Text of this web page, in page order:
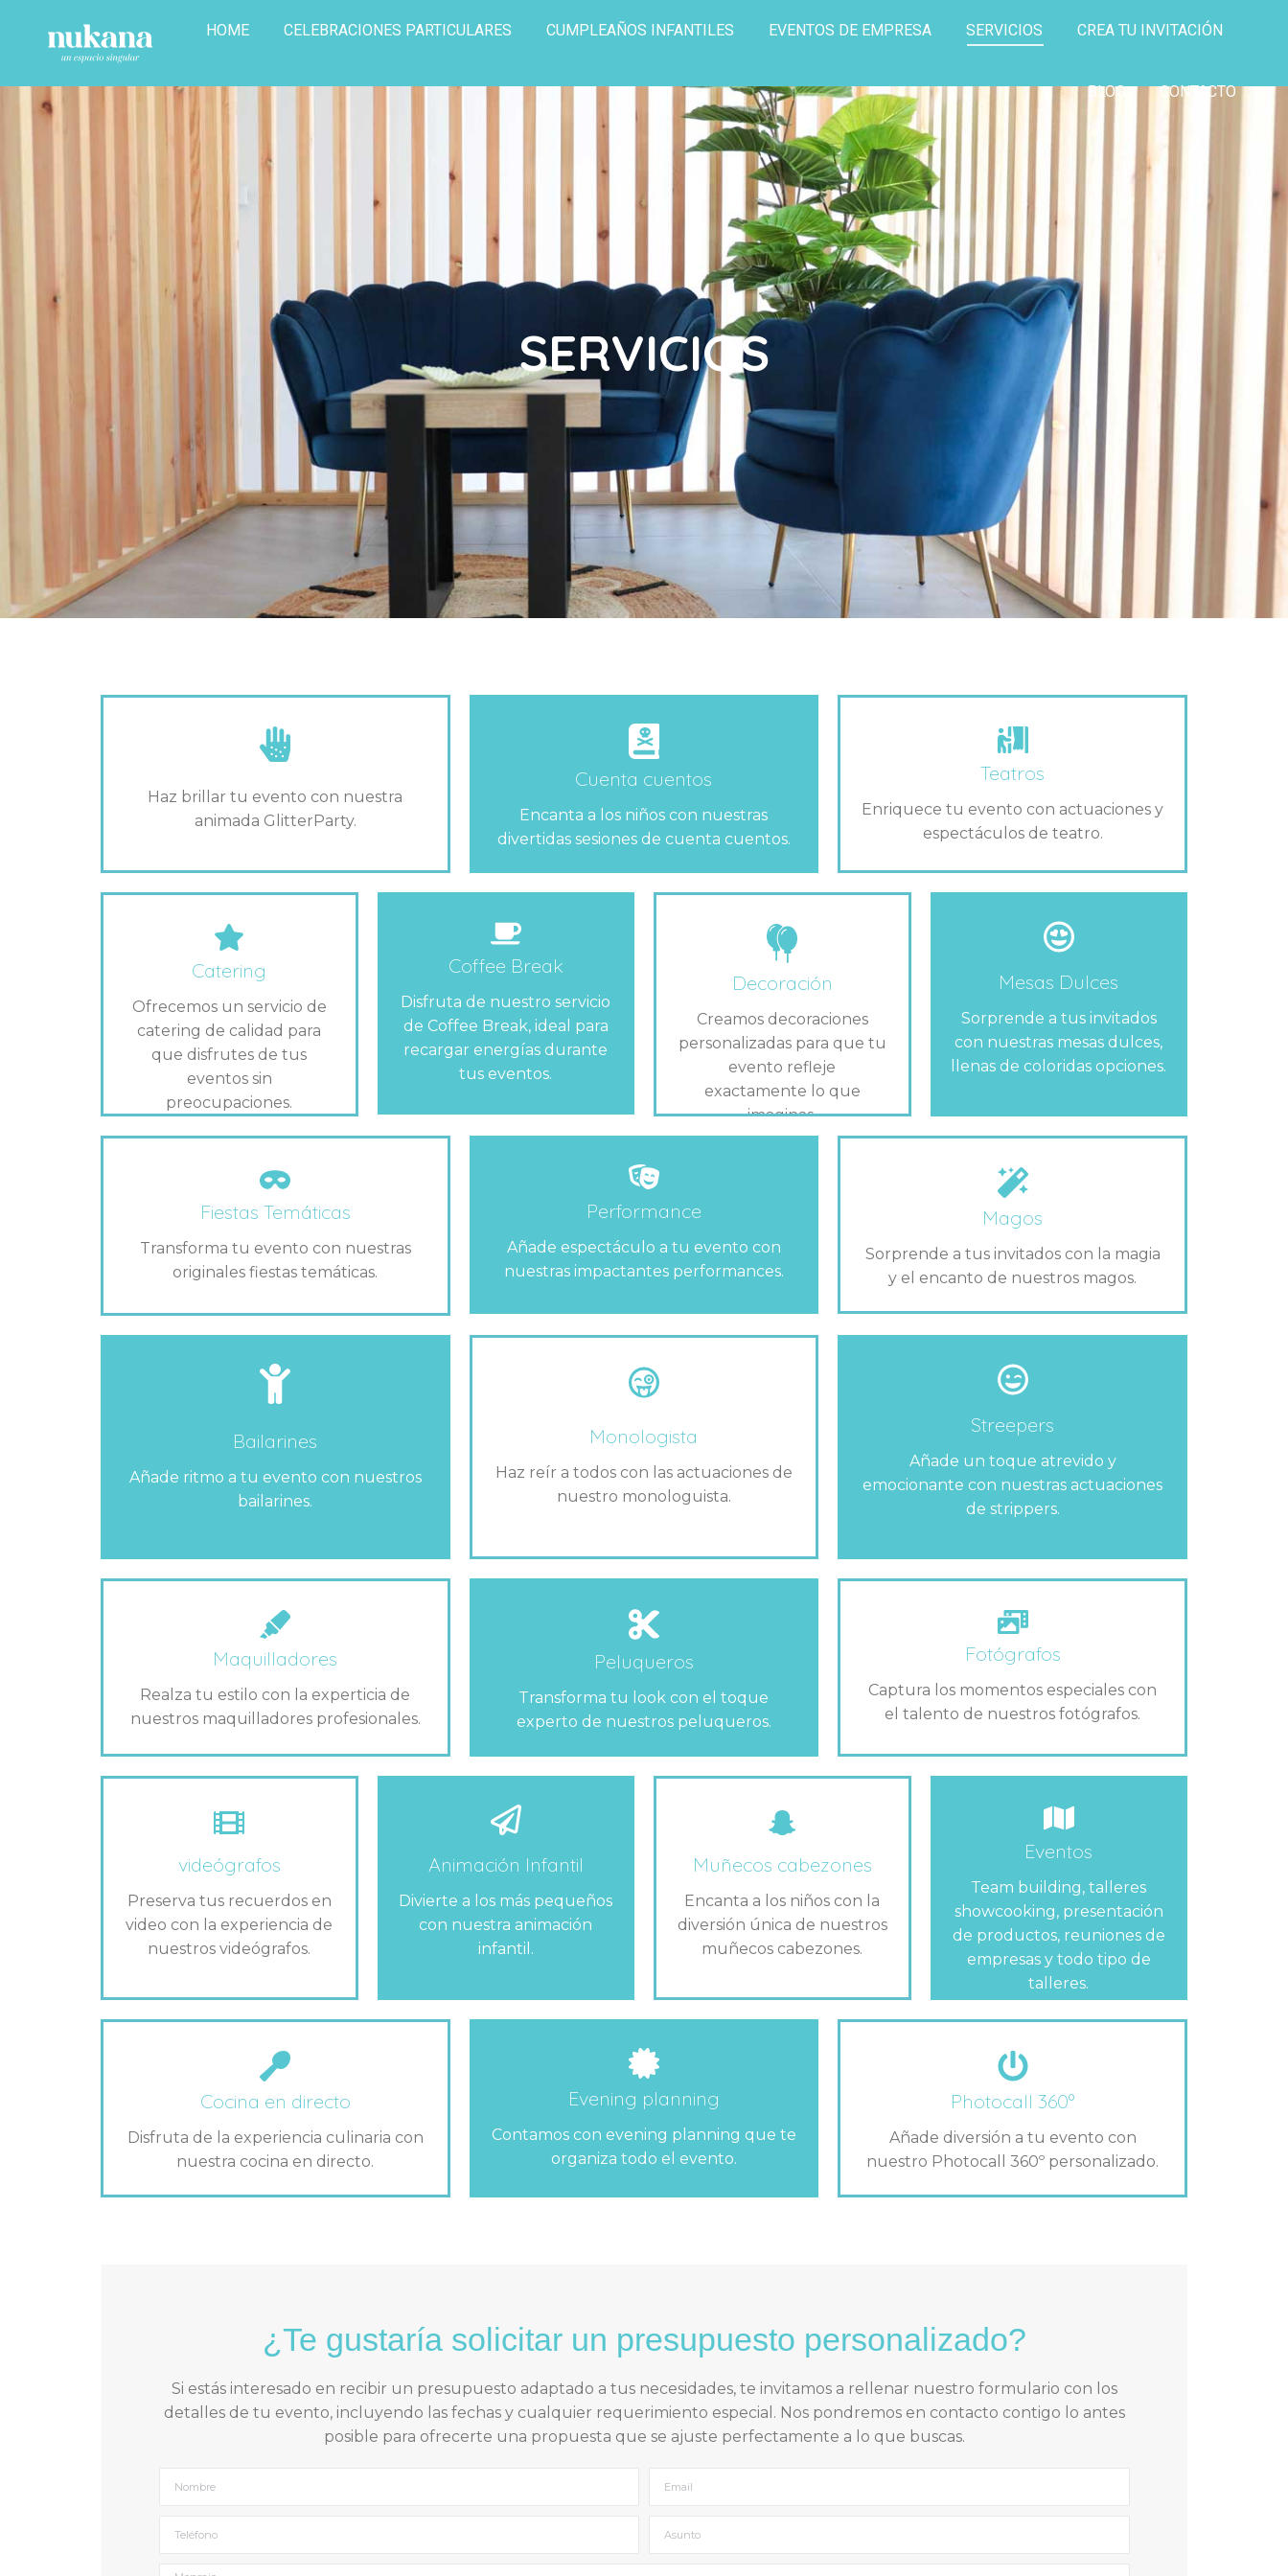
HOME CELEBRACIONES PARTICULARES CUMPLEAÑOS INFANTILES EVENTOS DE EMPRESA SERVICIOS CREA TU INVITACIÓN
BLOG CONTACTO
SERVICIOS
Haz brillar tu evento con nuestra
animada GlitterParty.
Cuenta cuentos
Encanta a los niños con nuestras
divertidas sesiones de cuenta cuentos.
Teatros
Enriquece tu evento con actuaciones y
espectáculos de teatro.
Catering
Ofrecemos un servicio de
catering de calidad para
que disfrutes de tus
eventos sin
preocupaciones.
Coffee Break
Disfruta de nuestro servicio
de Coffee Break, ideal para
recargar energías durante
tus eventos.
Decoración
Creamos decoraciones
personalizadas para que tu
evento refleje
exactamente lo que
imaginas.
Mesas Dulces
Sorprende a tus invitados
con nuestras mesas dulces,
llenas de coloridas opciones.
Fiestas Temáticas
Transforma tu evento con nuestras
originales fiestas temáticas.
Performance
Añade espectáculo a tu evento con
nuestras impactantes performances.
Magos
Sorprende a tus invitados con la magia
y el encanto de nuestros magos.
Bailarines
Añade ritmo a tu evento con nuestros
bailarines.
Monologista
Haz reír a todos con las actuaciones de
nuestro monologuista.
Streepers
Añade un toque atrevido y
emocionante con nuestras actuaciones
de strippers.
Maquilladores
Realza tu estilo con la experticia de
nuestros maquilladores profesionales.
Peluqueros
Transforma tu look con el toque
experto de nuestros peluqueros.
Fotógrafos
Captura los momentos especiales con
el talento de nuestros fotógrafos.
videógrafos
Preserva tus recuerdos en
video con la experiencia de
nuestros videógrafos.
Animación Infantil
Divierte a los más pequeños
con nuestra animación
infantil.
Muñecos cabezones
Encanta a los niños con la
diversión única de nuestros
muñecos cabezones.
Eventos
Team building, talleres
showcooking, presentación
de productos, reuniones de
empresas y todo tipo de
talleres.
Cocina en directo
Disfruta de la experiencia culinaria con
nuestra cocina en directo.
Evening planning
Contamos con evening planning que te
organiza todo el evento.
Photocall 360º
Añade diversión a tu evento con
nuestro Photocall 360º personalizado.
¿Te gustaría solicitar un presupuesto personalizado?
Si estás interesado en recibir un presupuesto adaptado a tus necesidades, te invitamos a rellenar nuestro formulario con los
detalles de tu evento, incluyendo las fechas y cualquier requerimiento especial. Nos pondremos en contacto contigo lo antes
posible para ofrecerte una propuesta que se ajuste perfectamente a lo que buscas.